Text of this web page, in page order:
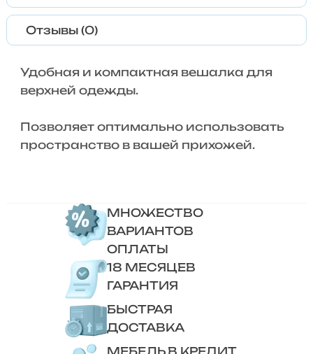
Отзывы (0)
Удобная и компактная вешалка для
верхней одежды.
Позволяет оптимально использовать
пространство в вашей прихожей.
МНОЖЕСТВО
ВАРИАНТОВ
ОПЛАТЫ
18 МЕСЯЦЕВ
ГАРАНТИЯ
БЫСТРАЯ
ДОСТАВКА
МЕБЕЛЬ В КРЕДИТ